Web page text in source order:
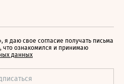
я даю свое согласие получать письма
что ознакомился и принимаю
данных